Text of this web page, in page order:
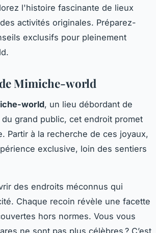
l'histoire fascinante de lieux
activités originales. Préparez-
exclusifs pour pleinement
Mimiche-world
world, un lieu débordant de
grand public, cet endroit promet
Partir à la recherche de ces joyaux,
exclusive, loin des sentiers
des endroits méconnus qui
Chaque recoin révèle une facette
hors normes. Vous vous